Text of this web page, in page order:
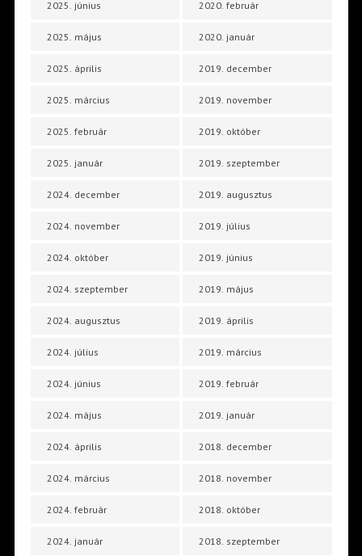
2025. június
2025. május
2025. április
2025. március
2025. február
2025. január
2024. december
2024. november
2024. október
2024. szeptember
2024. augusztus
2024. július
2024. június
2024. május
2024. április
2024. március
2024. február
2024. január
2020. február
2020. január
2019. december
2019. november
2019. október
2019. szeptember
2019. augusztus
2019. július
2019. június
2019. május
2019. április
2019. március
2019. február
2019. január
2018. december
2018. november
2018. október
2018. szeptember